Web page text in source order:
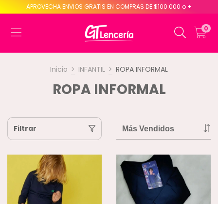
APROVECHA ENVIOS GRATIS EN COMPRAS DE $100.000 o +
0
Inicio > INFANTIL > ROPA INFORMAL
ROPA INFORMAL
Filtrar